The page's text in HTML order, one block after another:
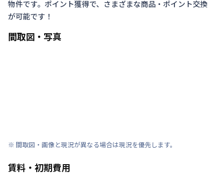
物件です。ポイント獲得で、さまざまな商品・ポイント交換
が可能です！
間取図・写真
※ 間取図・画像と現況が異なる場合は現況を優先します。
賃料・初期費用